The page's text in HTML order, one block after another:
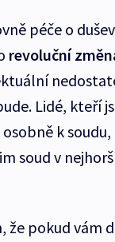
péče o
revoluční
Lidé, kteří
k soudu,
soud v
že pokud vám